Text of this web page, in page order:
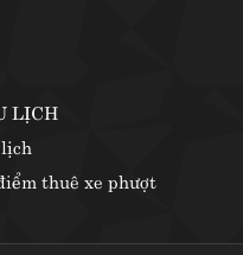
LỊCH
thuê xe phượt